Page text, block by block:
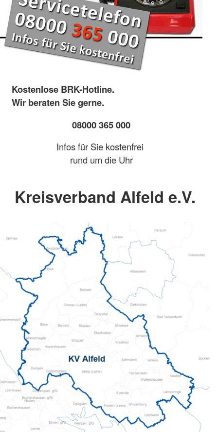
Kostenlose BRK-Hotline.
Wir beraten Sie gerne.
08000 365 000
Infos für Sie kostenfrei
rund um die Uhr
Kreisverband Alfeld e.V.